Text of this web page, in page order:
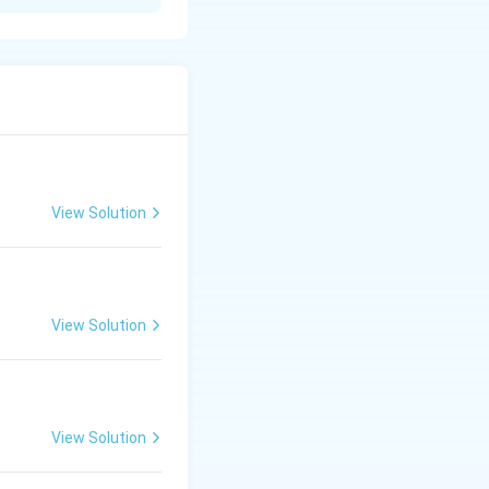
नहीं होता।
उसे सम्मान और
View Solution
View Solution
View Solution